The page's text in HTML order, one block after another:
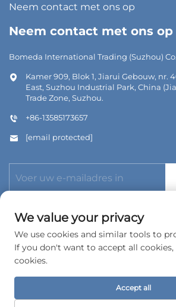
Neem contact met ons op
Neem contact met ons op
Bomeda International Trading (Suzhou)
Kamer 909, Blok 1, Jiarui Gebouw, nr.
East, Suzhou Industrial Park, China
Trade Zone, Suzhou.
+86-13585173657
[email protected]
Copyright © 2026 Bomeda International
Privacybeleid
We value your privacy
We use cookies and similar tools to
If you don't want to accept all cookies,
cookies.
Accept all